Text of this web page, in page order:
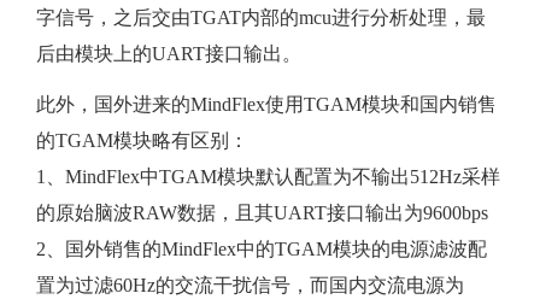
字信号，之后交由TGAT内部的mcu进行分析处理，最
后由模块上的UART接口输出。
此外，国外进来的MindFlex使用TGAM模块和国内销售
的TGAM模块略有区别：
1、MindFlex中TGAM模块默认配置为不输出512Hz采样
的原始脑波RAW数据，且其UART接口输出为9600bps
2、国外销售的MindFlex中的TGAM模块的电源滤波配
置为过滤60Hz的交流干扰信号，而国内交流电源为